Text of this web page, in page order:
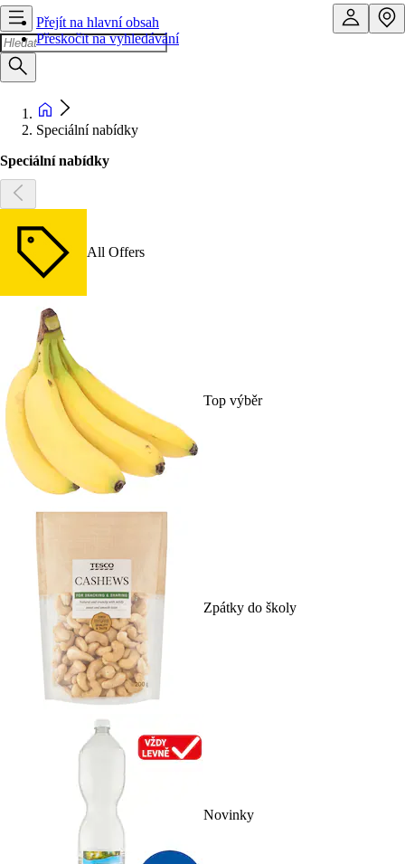
Přejít na hlavní obsah
Přeskočit na vyhledávání
Speciální nabídky
Speciální nabídky
All Offers
Top výběr
Zpátky do školy
Novinky